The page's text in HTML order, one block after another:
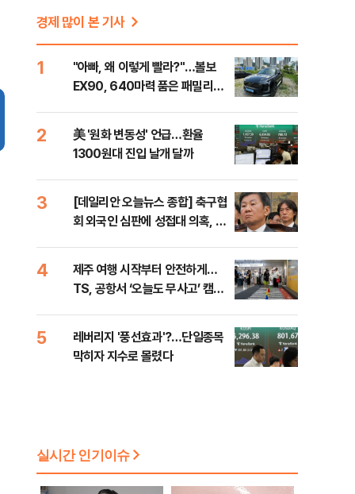
경제 많이 본 기사
1
"아빠, 왜 이렇게 빨라?"…볼보
EX90, 640마력 품은 패밀리카
2
美 '원화 변동성' 언급…환율
1300원대 진입 날개 달까
3
[데일리안 오늘뉴스 종합] 축구협
회 외국인 심판에 성접대 의혹, 李
나, 삼전닉스 올인은 금물, SK하
이닉스 프리마켓 시초가 논란 재
점화, 김민석 "과반 승리 가능성
99%" 등
4
제주 여행 시작부터 안전하게…
TS, 공항서 ‘오늘도 무사고’ 캠페
5
레버리지 '풍선효과'?…단일종목
막히자 지수로 몰렸다